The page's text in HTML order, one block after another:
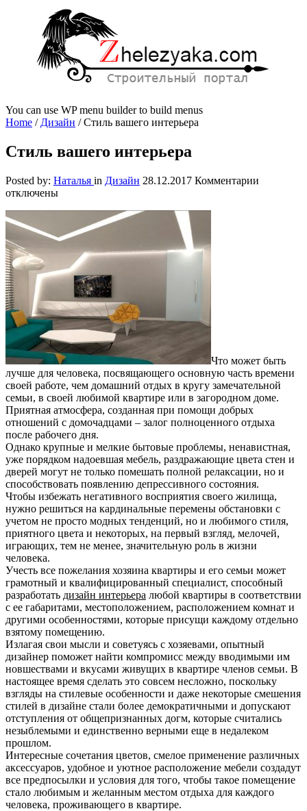
You can use WP menu builder to build menus
Home / Дизайн /Стиль вашего интерьера
Стиль вашего интерьера
Posted by: Наталья in Дизайн 28.12.2017 Комментарии
отключены
Что может быть
лучше для человека, посвящающего основную часть времени
своей работе, чем домашний отдых в кругу замечательной
семьи, в своей любимой квартире или в загородном доме.
Приятная атмосфера, созданная при помощи добрых
отношений с домочадцами – залог полноценного отдыха
после рабочего дня.
Однако крупные и мелкие бытовые проблемы, ненавистная,
уже порядком надоевшая мебель, раздражающие цвета стен и
дверей могут не только помешать полной релаксации, но и
способствовать появлению депрессивного состояния.
Чтобы избежать негативного восприятия своего жилища,
нужно решиться на кардинальные перемены обстановки с
учетом не просто модных тенденций, но и любимого стиля,
приятного цвета и некоторых, на первый взгляд, мелочей,
играющих, тем не менее, значительную роль в жизни
человека.
Учесть все пожелания хозяина квартиры и его семьи может
грамотный и квалифицированный специалист, способный
разработать дизайн интерьера любой квартиры в соответствии
с ее габаритами, местоположением, расположением комнат и
другими особенностями, которые присущи каждому отдельно
взятому помещению.
Излагая свои мысли и советуясь с хозяевами, опытный
дизайнер поможет найти компромисс между вводимыми им
новшествами и вкусами живущих в квартире членов семьи. В
настоящее время сделать это совсем несложно, поскольку
взгляды на стилевые особенности и даже некоторые смешения
стилей в дизайне стали более демократичными и допускают
отступления от общепризнанных догм, которые считались
незыблемыми и единственно верными еще в недалеком
прошлом.
Интересные сочетания цветов, смелое применение различных
аксессуаров, удобное и уютное расположение мебели создадут
все предпосылки и условия для того, чтобы такое помещение
стало любимым и желанным местом отдыха для каждого
человека, проживающего в квартире.